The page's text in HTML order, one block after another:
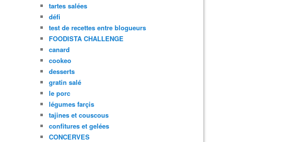
tartes salées
défi
test de recettes entre blogueurs
FOODISTA CHALLENGE
canard
cookeo
desserts
gratin salé
le porc
légumes farçis
tajines et couscous
confitures et gelées
CONCERVES